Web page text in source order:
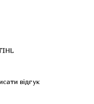
відгук